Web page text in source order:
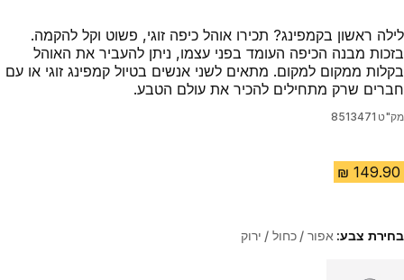
לילה ראשון בקמפינג? תכירו אוהל כיפה זוגי, פשוט וקל להקמה.
בזכות מבנה הכיפה העומד בפני עצמו, ניתן להעביר את האוהל
בקלות ממקום למקום. מתאים לשני אנשים בטיול קמפינג זוגי או עם
חברים שרק מתחילים להכיר את עולם הטבע.
מק"ט 8513471
בחירת צבע: אפור / כחול / ירוק